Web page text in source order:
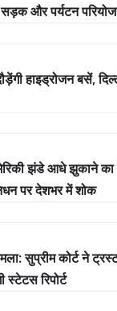
सड़क और पर्यटन
हाइड्रोजन बसें,
झंडे आधे झुकाने का
पर देशभर में शोक
सुप्रीम कोर्ट ने
स्टेटस रिपोर्ट